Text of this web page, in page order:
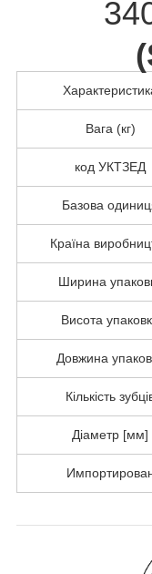
(
Вага (кг)
код УКТЗЕД
Базова
Країна
Ширина
Висота
Довжина
Кількість
Діаметр [мм]